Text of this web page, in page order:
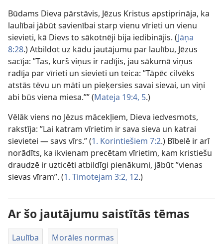
Būdams Dieva pārstāvis, Jēzus Kristus apstiprināja, ka
laulībai jābūt savienībai starp vienu vīrieti un vienu
sievieti, kā Dievs to sākotnēji bija iedibinājis. (Jāņa
8:28.) Atbildot uz kādu jautājumu par laulību, Jēzus
sacīja: ”Tas, kurš viņus ir radījis, jau sākumā viņus
radīja par vīrieti un sievieti un teica: ”Tāpēc cilvēks
atstās tēvu un māti un pieķersies savai sievai, un viņi
abi būs viena miesa.”” (Mateja 19:4, 5.)
Vēlāk viens no Jēzus mācekļiem, Dieva iedvesmots,
rakstīja: ”Lai katram vīrietim ir sava sieva un katrai
sievietei — savs vīrs.” (1. Korintiešiem 7:2.) Bībelē ir arī
norādīts, ka ikvienam precētam vīrietim, kam kristiešu
draudzē ir uzticēti atbildīgi pienākumi, jābūt ”vienas
sievas vīram”. (1. Timotejam 3:2, 12.)
Ar šo jautājumu saistītās tēmas
Laulība Morāles normas